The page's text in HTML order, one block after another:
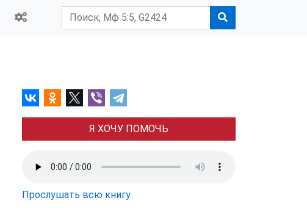
Я ХОЧУ ПОМОЧЬ
Прослушать всю книгу